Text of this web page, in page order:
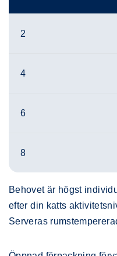
2
4
6
8
Behovet är högst
efter din katts
Serveras